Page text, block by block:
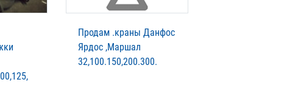
Продам .краны Данфос
Ярдос ,Маршал
32,100.150,200.300.